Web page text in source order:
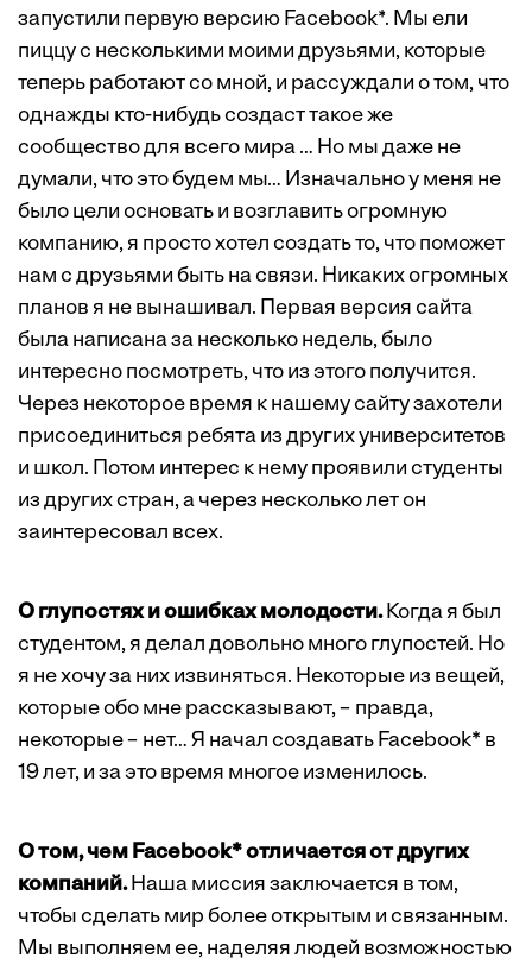
запустили первую версию Facebook*. Мы ели
пиццу с несколькими моими друзьями, которые
теперь работают со мной, и рассуждали о том, что
однажды кто-нибудь создаст такое же
сообщество для всего мира … Но мы даже не
думали, что это будем мы… Изначально у меня не
было цели основать и возглавить огромную
компанию, я просто хотел создать то, что поможет
нам с друзьями быть на связи. Никаких огромных
планов я не вынашивал. Первая версия сайта
была написана за несколько недель, было
интересно посмотреть, что из этого получится.
Через некоторое время к нашему сайту захотели
присоединиться ребята из других университетов
и школ. Потом интерес к нему проявили студенты
из других стран, а через несколько лет он
заинтересовал всех.
О глупостях и ошибках молодости. Когда я был
студентом, я делал довольно много глупостей. Но
я не хочу за них извиняться. Некоторые из вещей,
которые обо мне рассказывают, – правда,
некоторые – нет… Я начал создавать Facebook* в
19 лет, и за это время многое изменилось.
О том, чем Facebook* отличается от других
компаний.Наша миссия заключается в том,
чтобы сделать мир более открытым и связанным.
Мы выполняем ее, наделяя людей возможностью